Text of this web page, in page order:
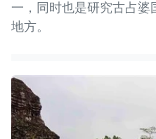
一，同时也是研究古占
地方。